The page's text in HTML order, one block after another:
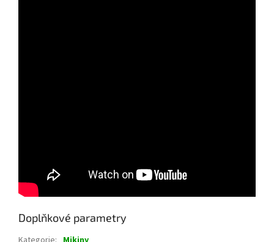
Doplňkové parametry